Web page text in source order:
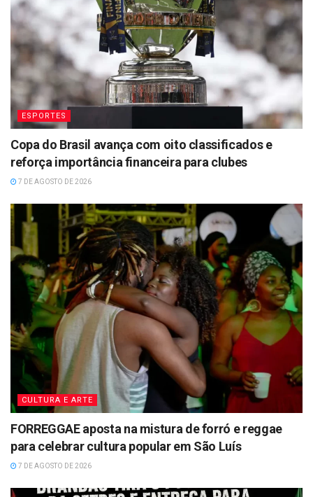
ESPORTES
Copa do Brasil avança com oito classificados e
reforça importância financeira para clubes
7 DE AGOSTO DE 2026
CULTURA E ARTE
FORREGGAE aposta na mistura de forró e reggae
para celebrar cultura popular em São Luís
7 DE AGOSTO DE 2026